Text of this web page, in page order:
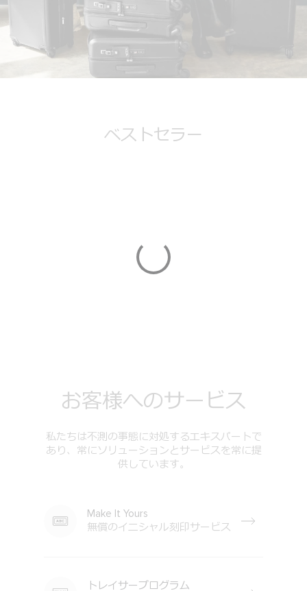
ベストセラー
お客様へのサービス
私たちは不測の事態に対処するエキスパートで
あり、常にソリューションとサービスを常に提
供しています。
Make It Yours
無償のイニシャル刻印サービス
トレイサープログラム